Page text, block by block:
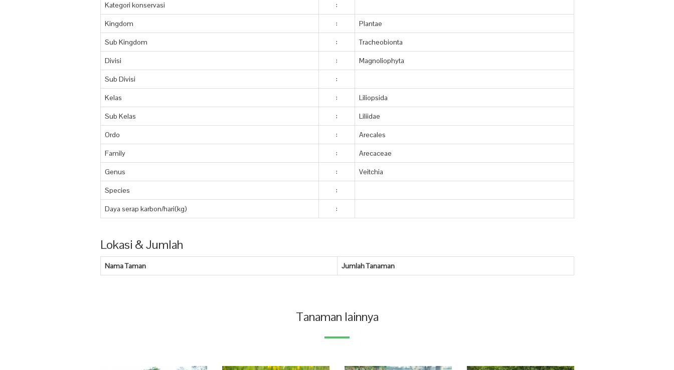
Kategori konservasi :
Kingdom : Plantae
Sub Kingdom : Tracheobionta
Divisi : Magnoliophyta
Sub Divisi :
Kelas : Liliopsida
Sub Kelas : Liliidae
Ordo : Arecales
Family : Arecaceae
Genus : Veitchia
Species :
Daya serap karbon/hari(kg) :
Lokasi & Jumlah
Nama Taman Jumlah Tanaman
Tanaman lainnya